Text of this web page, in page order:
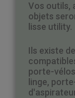
Vos outils,
objets
lisse utility.
Ils existe
porte-
linge,